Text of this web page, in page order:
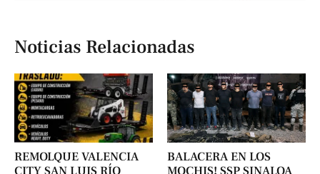
Noticias Relacionadas
REMOLQUE VALENCIA
BALACERA EN LOS